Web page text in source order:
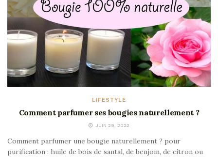
LIFESTYLE
Comment parfumer ses bougies naturellement ?
JUIN 29, 2022
Comment parfumer une bougie naturellement ? pour
purification : huile de bois de santal, de benjoin, de citron ou